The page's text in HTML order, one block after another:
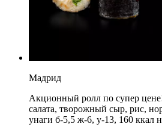
Мадрид
Акционный ролл по супер
салата, творожный сыр, рис,
унаги б-5,5 ж-6, у-13, 160 ккал